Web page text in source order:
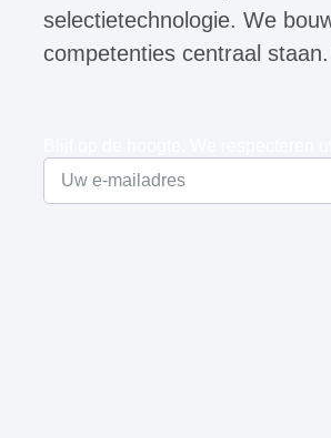
selectietechnologie. We
competenties centraal